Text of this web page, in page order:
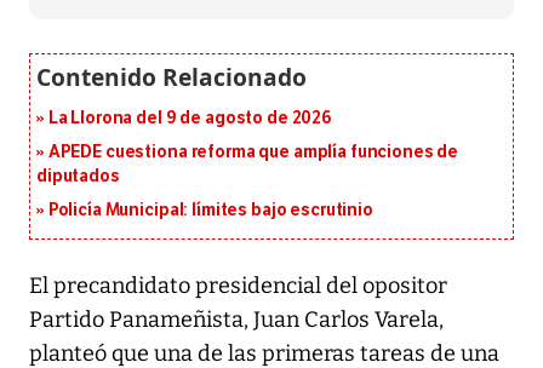
La Llorona del 9 de agosto de 2026
APEDE cuestiona reforma que amplía funciones de
diputados
Policía Municipal: límites bajo escrutinio
El precandidato presidencial del opositor
Partido Panameñista, Juan Carlos Varela,
planteó que una de las primeras tareas de una